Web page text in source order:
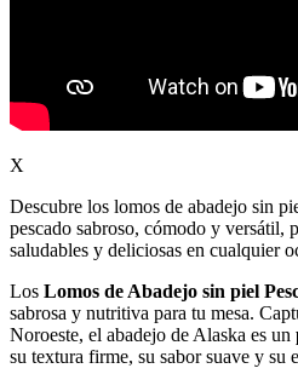
X
Descubre los lomos de abadejo sin
pescado sabroso, cómodo y versátil,
saludables y deliciosas en cualquier
Los Lomos de Abadejo sin piel
sabrosa y nutritiva para tu mesa.
Noroeste, el abadejo de Alaska es un
su textura firme, su sabor suave y su